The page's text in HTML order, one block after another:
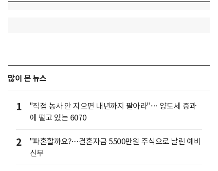
많이 본 뉴스
1
"직접 농사 안 지으면 내년까지 팔아라"… 양도세 중과
에 떨고 있는 6070
2
"파혼할까요?…결혼자금 5500만원 주식으로 날린 예비
신부